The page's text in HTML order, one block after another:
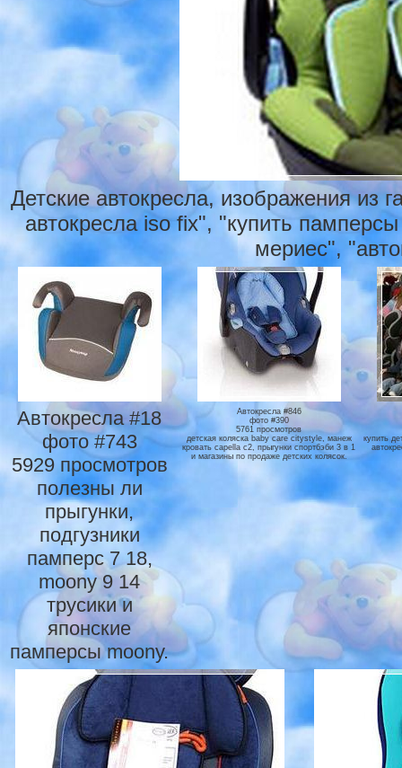
Детские автокресла, изображения из
автокресла iso fix", "купить
мериес",
Автокресла #18
фото #743
5929 просмотров
полезны ли
прыгунки,
подгузники
памперс 7 18,
moony 9 14
трусики и
японские
памперсы moony.
Автокресла #846
фото #390
5761 просмотров
детская коляска baby care citystyle, манеж
кровать capella c2, прыгунки спортбэби 3 в 1
и магазины по продаже детских колясок.
купить